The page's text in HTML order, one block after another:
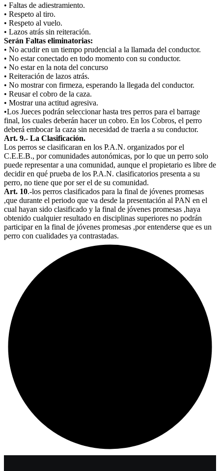
• Faltas de adiestramiento.
• Respeto al tiro.
• Respeto al vuelo.
• Lazos atrás sin reiteración.
Serán Faltas eliminatorias:
• No acudir en un tiempo prudencial a la llamada del conductor.
• No estar conectado en todo momento con su conductor.
• No estar en la nota del concurso
• Reiteración de lazos atrás.
• No mostrar con firmeza, esperando la llegada del conductor.
• Reusar el cobro de la caza.
• Mostrar una actitud agresiva.
•Los Jueces podrán seleccionar hasta tres perros para el barrage
final, los cuales deberán hacer un cobro. En los Cobros, el perro
deberá embocar la caza sin necesidad de traerla a su conductor.
Art. 9.- La Clasificación.
Los perros se clasificaran en los P.A.N. organizados por el
C.E.E.B., por comunidades autonómicas, por lo que un perro solo
puede representar a una comunidad, aunque el propietario es libre de
decidir en qué prueba de los P.A.N. clasificatorios presenta a su
perro, no tiene que por ser el de su comunidad.
Art. 10.-los perros clasificados para la final de jóvenes promesas
,que durante el periodo que va desde la presentación al PAN en el
cual hayan sido clasificado y la final de jóvenes promesas ,haya
obtenido cualquier resultado en disciplinas superiores no podrán
participar en la final de jóvenes promesas ,por entenderse que es un
perro con cualidades ya contrastadas.